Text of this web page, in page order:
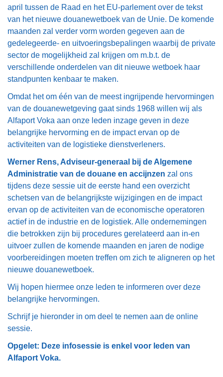
april tussen de Raad en het EU-parlement over de tekst
van het nieuwe douanewetboek van de Unie. De komende
maanden zal verder vorm worden gegeven aan de
gedelegeerde- en uitvoeringsbepalingen waarbij de private
sector de mogelijkheid zal krijgen om m.b.t. de
verschillende onderdelen van dit nieuwe wetboek haar
standpunten kenbaar te maken.
Omdat het om één van de meest ingrijpende hervormingen
van de douanewetgeving gaat sinds 1968 willen wij als
Alfaport Voka aan onze leden inzage geven in deze
belangrijke hervorming en de impact ervan op de
activiteiten van de logistieke dienstverleners.
Werner Rens, Adviseur-generaal bij de Algemene
Administratie van de douane en accijnzen zal ons
tijdens deze sessie uit de eerste hand een overzicht
schetsen van de belangrijkste wijzigingen en de impact
ervan op de activiteiten van de economische operatoren
actief in de industrie en de logistiek. Alle ondernemingen
die betrokken zijn bij procedures gerelateerd aan in-en
uitvoer zullen de komende maanden en jaren de nodige
voorbereidingen moeten treffen om zich te aligneren op het
nieuwe douanewetboek.
Wij hopen hiermee onze leden te informeren over deze
belangrijke hervormingen.
Schrijf je hieronder in om deel te nemen aan de online
sessie.
Opgelet: Deze infosessie is enkel voor leden van
Alfaport Voka.